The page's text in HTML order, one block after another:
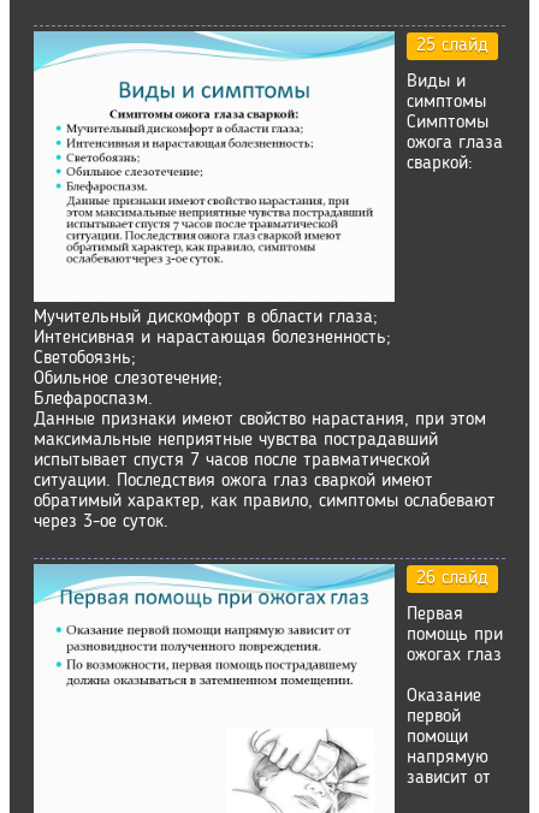
25 слайд
Виды и
симптомы
Симптомы
ожога глаза
сваркой:
Мучительный дискомфорт в области глаза;
Интенсивная и нарастающая болезненность;
Светобоязнь;
Обильное слезотечение;
Блефароспазм.
Данные признаки имеют свойство нарастания, при этом
максимальные неприятные чувства пострадавший
испытывает спустя 7 часов после травматической
ситуации. Последствия ожога глаз сваркой имеют
обратимый характер, как правило, симптомы ослабевают
через 3-ое суток.
26 слайд
Первая
помощь при
ожогах глаз
Оказание
первой
помощи
напрямую
зависит от